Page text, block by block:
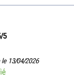
5
13/04/2026